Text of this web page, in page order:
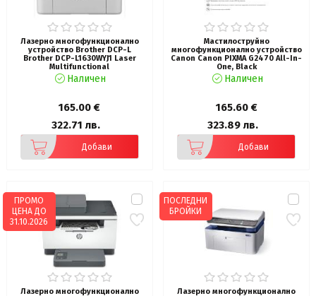
Лазерно многофункционално
устройство Brother DCP-L
Brother DCP-L1630WYJ1 Laser
Multifunctional
Наличен
165.00 €
322.71 лв.
Добави
Мастилоструйно
многофункционално устройство
Canon Canon PIXMA G2470 All-In-
One, Black
Наличен
165.60 €
323.89 лв.
Добави
Лазерно многофункционално
ПРОМО
ЦЕНА ДО
31.10.2026
Лазерно многофункционално
ПОСЛЕДНИ
БРОЙКИ